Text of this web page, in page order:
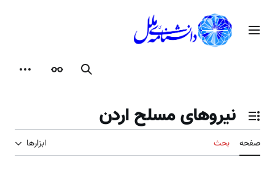
محتوامنوی اصلی
جستجوظاهر
تغییر وضعیت فهرست محتویات
نیروهای مسلح اردن
صفحه بحث ابزارها